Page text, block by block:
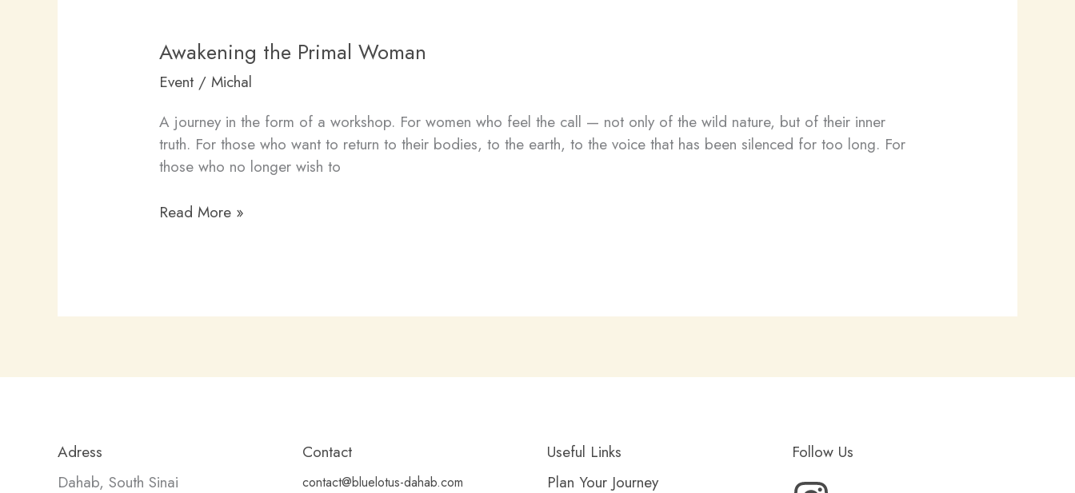
Awakening the Primal Woman
Event/ Michal
A journey in the form of a workshop. For women who feel the call — not only of the wild nature, but of their inner
truth. For those who want to return to their bodies, to the earth, to the voice that has been silenced for too long. For
those who no longer wish to
Awakening
Read More »
Adress
Dahab, South Sinai
Contact
contact@bluelotus-dahab.com
Useful Links
Plan Your Journey
Follow Us